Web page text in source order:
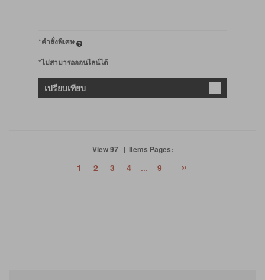
*คำสั่งพิเศษ
*ไม่สามารถออนไลน์ได้
เปรียบเทียบ
View 97 | Items Pages:
1 2 3 4 ... 9 »